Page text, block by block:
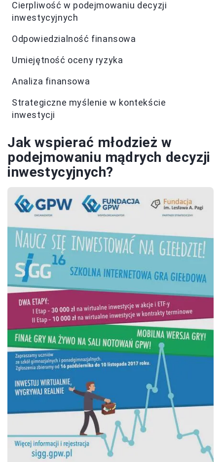
Cierpliwość w podejmowaniu decyzji
inwestycyjnych
Odpowiedzialność finansowa
Umiejętność oceny ryzyka
Analiza finansowa
Strategiczne myślenie w kontekście
inwestycji
Jak wspierać młodzież w
podejmowaniu mądrych decyzji
inwestycyjnych?